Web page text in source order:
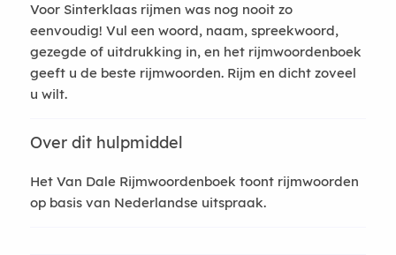
Voor Sinterklaas rijmen was nog nooit zo
eenvoudig! Vul een woord, naam, spreekwoord,
gezegde of uitdrukking in, en het rijmwoordenboek
geeft u de beste rijmwoorden. Rijm en dicht zoveel
u wilt.
Over dit hulpmiddel
Het Van Dale Rijmwoordenboek toont rijmwoorden
op basis van Nederlandse uitspraak.